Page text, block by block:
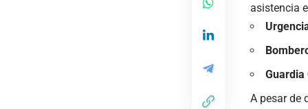
asistencia
Guardia
A pesar de